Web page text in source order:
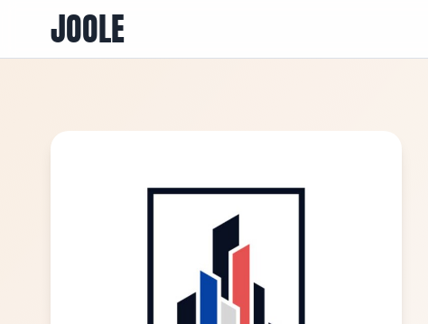
JOOLE